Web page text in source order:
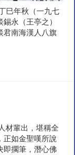
巳年秋（一九七
永（王亭之）
君南海漢人八旗
材輩出，堪稱全
正如金聖嘆所說
即擱筆，潛心佛